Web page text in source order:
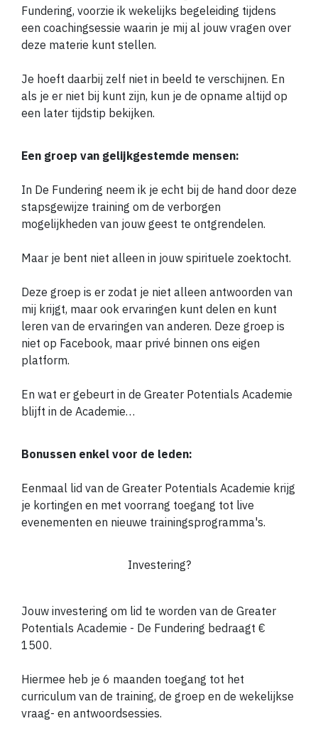
Fundering, voorzie ik wekelijks begeleiding tijdens
een coachingsessie waarin je mij al jouw vragen over
deze materie kunt stellen.
Je hoeft daarbij zelf niet in beeld te verschijnen. En
als je er niet bij kunt zijn, kun je de opname altijd op
een later tijdstip bekijken.
Een groep van gelijkgestemde mensen:
In De Fundering neem ik je echt bij de hand door deze
stapsgewijze training om de verborgen
mogelijkheden van jouw geest te ontgrendelen.
Maar je bent niet alleen in jouw spirituele zoektocht.
Deze groep is er zodat je niet alleen antwoorden van
mij krijgt, maar ook ervaringen kunt delen en kunt
leren van de ervaringen van anderen. Deze groep is
niet op Facebook, maar privé binnen ons eigen
platform.
En wat er gebeurt in de Greater Potentials Academie
blijft in de Academie…
Bonussen enkel voor de leden:
Eenmaal lid van de Greater Potentials Academie krijg
je kortingen en met voorrang toegang tot live
evenementen en nieuwe trainingsprogramma's.
Investering?
Jouw investering om lid te worden van de Greater
Potentials Academie - De Fundering bedraagt ​​€
1500.
Hiermee heb je 6 maanden toegang tot het
curriculum van de training, de groep en de wekelijkse
vraag- en antwoordsessies.